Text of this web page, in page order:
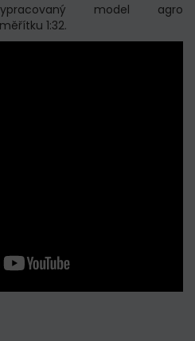
model agro
1:32.